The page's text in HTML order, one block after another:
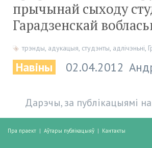
прычынай сыходу
Гарадзенскай
трэнды, адукацыя, студэнты, адлічэньні,
Навіны 02.04.2012
Дарэчы, за публікацыямі
Пра праект | Аўтары публікацыяў | Кантакты